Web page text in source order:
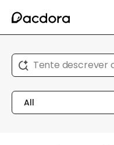
Tente descrever
All